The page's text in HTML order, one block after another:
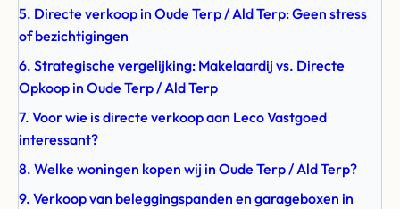
5. Directe verkoop in Oude Terp / Ald Terp: Geen stress
of bezichtigingen
6. Strategische vergelijking: Makelaardij vs. Directe
Opkoop in Oude Terp / Ald Terp
7. Voor wie is directe verkoop aan Leco Vastgoed
interessant?
8. Welke woningen kopen wij in Oude Terp / Ald Terp?
9. Verkoop van beleggingspanden en garageboxen in